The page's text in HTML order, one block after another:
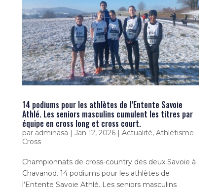
14 podiums pour les athlètes de l’Entente Savoie
Athlé. Les seniors masculins cumulent les titres par
équipe en cross long et cross court.
par adminasa Jan 12, 2026| Actualité, Athlétisme -
Cross
Championnats de cross-country des deux Savoie à
Chavanod. 14 podiums pour les athlètes de
l’Entente Savoie Athlé. Les seniors masculins